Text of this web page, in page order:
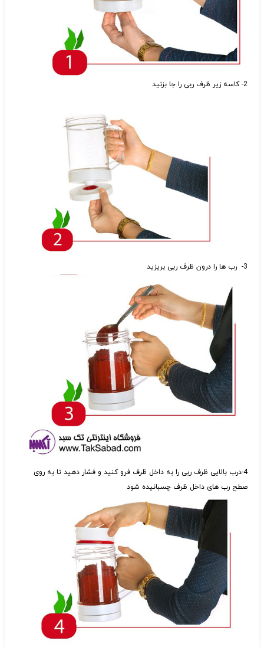
2- کاسه زیر ظرف ربی را جا بزنید
3- رب ها را درون ظرف ربی بریزید
4-درب بالایی ظرف ربی را به داخل ظرف فرو کنید و فشار دهید تا به روی
صطح رب های داخل ظرف چسبانیده شود